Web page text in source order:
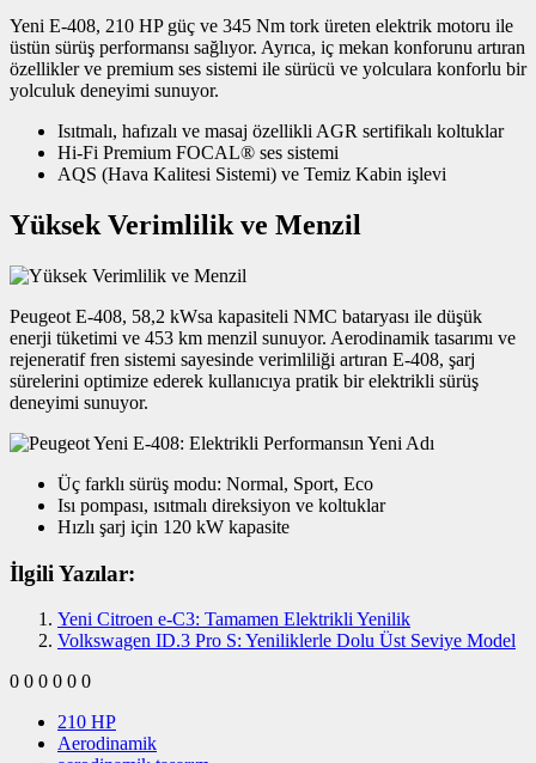
Yeni E-408, 210 HP güç ve 345 Nm tork üreten elektrik motoru ile
üstün sürüş performansı sağlıyor. Ayrıca, iç mekan konforunu artıran
özellikler ve premium ses sistemi ile sürücü ve yolculara konforlu bir
yolculuk deneyimi sunuyor.
Isıtmalı, hafızalı ve masaj özellikli AGR sertifikalı koltuklar
Hi-Fi Premium FOCAL® ses sistemi
AQS (Hava Kalitesi Sistemi) ve Temiz Kabin işlevi
Yüksek Verimlilik ve Menzil
Peugeot E-408, 58,2 kWsa kapasiteli NMC bataryası ile düşük
enerji tüketimi ve 453 km menzil sunuyor. Aerodinamik tasarımı ve
rejeneratif fren sistemi sayesinde verimliliği artıran E-408, şarj
sürelerini optimize ederek kullanıcıya pratik bir elektrikli sürüş
deneyimi sunuyor.
Üç farklı sürüş modu: Normal, Sport, Eco
Isı pompası, ısıtmalı direksiyon ve koltuklar
Hızlı şarj için 120 kW kapasite
İlgili Yazılar:
Yeni Citroen e-C3: Tamamen Elektrikli Yenilik
Volkswagen ID.3 Pro S: Yeniliklerle Dolu Üst Seviye Model
0 0 0 0 0 0
210 HP
Aerodinamik